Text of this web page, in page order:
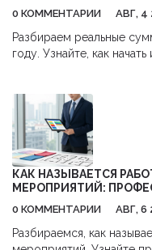
0 КОММЕНТАРИИ АВГ, 4
Разбираем реальные
году. Узнайте, как
КАК НАЗЫВАЕТСЯ
МЕРОПРИЯТИЙ:
0 КОММЕНТАРИИ АВГ, 6
Разбираемся, как